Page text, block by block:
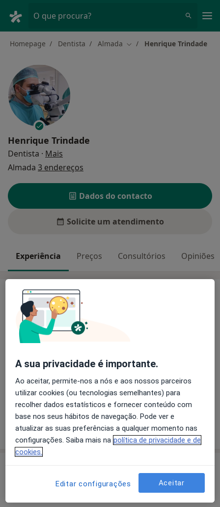
O que procura?
Homepage Dentista Almada Mudar de cidade
Henrique Trindade
Henrique Trindade
Dentista · Mais
Almada 3 endereços
Dados do contacto
Solicite um atendimento
Experiência Preços Consultórios Opiniões
Experiência
Principais doenças tratadas
Anormalidades Dentárias
Dente Não Vital
Cistos Odontogênicos
Pacientes que trato
Adultos
Crianças
Mostrar mais detalhes
sobre a experiência
Branqueamento Dentário
A sua privacidade é importante.
Ao aceitar, permite-nos a nós e aos nossos parceiros
utilizar cookies (ou tecnologias semelhantes) para
recolher dados estatísticos e fornecer conteúdo com
base nos seus hábitos de navegação. Pode ver e
atualizar as suas preferências a qualquer momento nas
configurações. Saiba mais na política de privacidade e de
cookies.
Editar configurações Aceitar